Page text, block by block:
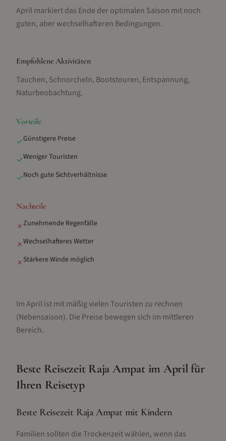
April markiert das Ende der optimalen Saison mit noch
guten, aber wechselhafteren Bedingungen.
Empfohlene Aktivitäten
Tauchen, Schnorcheln, Bootstouren, Entspannung,
Naturbeobachtung.
Vorteile
✓Günstigere Preise
✓Weniger Touristen
✓Noch gute Sichtverhältnisse
Nachteile
✗Zunehmende Regenfälle
✗Wechselhafteres Wetter
✗ Stärkere Winde möglich
Im April ist mit mäßig vielen Touristen zu rechnen
(Nebensaison). Die Preise bewegen sich im mittleren
Bereich.
Beste Reisezeit Raja Ampatim Aprilfür
Ihren Reisetyp
Beste Reisezeit Raja Ampat mit Kindern
Familien sollten die Trockenzeit wählen, wenn das